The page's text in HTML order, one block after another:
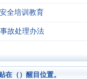
全培训教育
故处理办法
在（）醒目位置。